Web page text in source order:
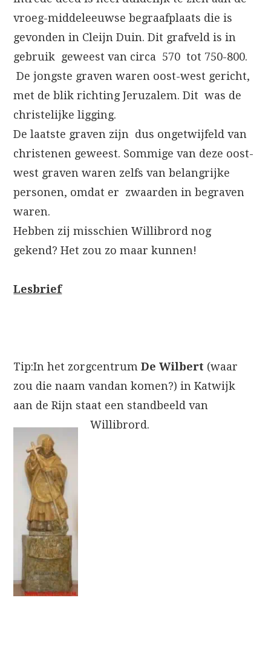
vroeg-middeleeuwse begraafplaats die is
gevonden in Cleijn Duin. Dit grafveld is in
gebruik geweest van circa 570 tot 750-800.
De jongste graven waren oost-west gericht,
met de blik richting Jeruzalem. Dit was de
christelijke ligging.
De laatste graven zijn dus ongetwijfeld van
christenen geweest. Sommige van deze oost-
west graven waren zelfs van belangrijke
personen, omdat er zwaarden in begraven
waren.
Hebben zij misschien Willibrord nog
gekend? Het zou zo maar kunnen!
Lesbrief
Tip:In het zorgcentrumDe Wilbert (waar
zou die naam vandan komen?) in Katwijk
aan de Rijn staat een standbeeld van
Willibrord.